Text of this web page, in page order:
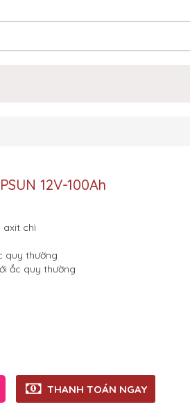
12V-100Ah
axit chì
quy thường
ắc quy thường
THANH TOÁN NGAY